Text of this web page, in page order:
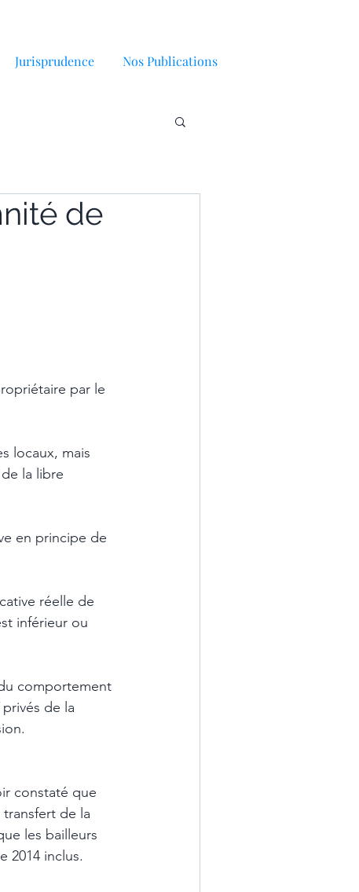
Jurisprudence Nos Publications
de
par le
locaux, mais
la libre
en principe de
réelle de
inférieur ou
comportement
de la
constaté que
transfert de la
les bailleurs
2014 inclus.